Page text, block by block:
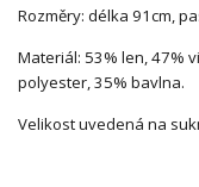
Rozměry: délka 91cm,
Materiál: 53% len, 47%
polyester, 35% bavlna.
Velikost uvedená na